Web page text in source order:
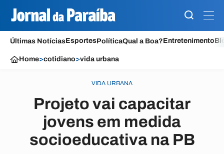
Últimas NotíciasEsportesPolíticaQual a Boa?Entretenimento
Home>cotidiano>vida urbana
VIDA URBANA
Projeto vai capacitar
jovens em medida
socioeducativa na PB